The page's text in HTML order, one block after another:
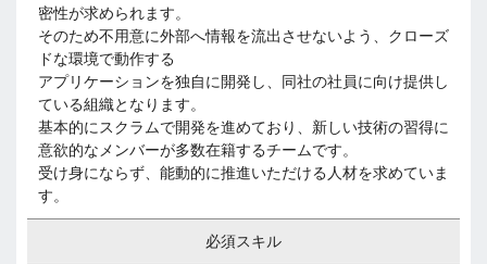
密性が求められます。
そのため不用意に外部へ情報を流出させないよう、クローズ
ドな環境で動作する
アプリケーションを独自に開発し、同社の社員に向け提供し
ている組織となります。
基本的にスクラムで開発を進めており、新しい技術の習得に
意欲的なメンバーが多数在籍するチームです。
受け身にならず、能動的に推進いただける人材を求めていま
す。
必須スキル